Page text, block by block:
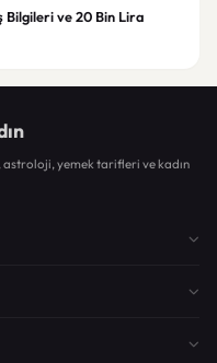
Bilgileri ve 20 Bin Lira
astroloji, yemek tarifleri ve kadın